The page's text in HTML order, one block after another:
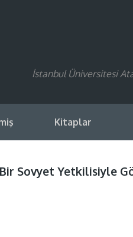
İstanbul Üniversitesi
Kitaplar
Sovyet Yetkilisiyle